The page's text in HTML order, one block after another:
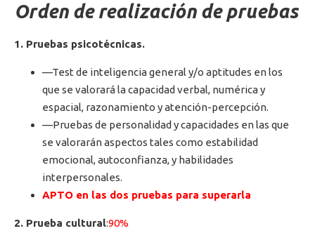
Orden de realización de pruebas
1. Pruebas psicotécnicas.
—Test de inteligencia general y/o aptitudes en los
que se valorará la capacidad verbal, numérica y
espacial, razonamiento y atención-percepción.
—Pruebas de personalidad y capacidades en las que
se valorarán aspectos tales como estabilidad
emocional, autoconfianza, y habilidades
interpersonales.
APTO en las dos pruebas para superarla
2. Prueba cultural:90%